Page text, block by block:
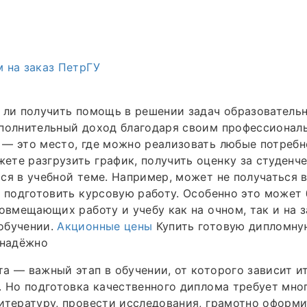
на заказ ПетрГУ
получить помощь в решении задач
доход благодаря своим
это место, где можно реализовать любые
разгрузить график, получить оценку за
в учебной теме. Например, может не получаться
подготовить курсовую работу. Особенно это
работу и учебу как на очном, так и на
Акционные цены Купить готовую
— важный этап в обучении, от которого зависит
Но подготовка качественного диплома требует
провести исследования, грамотно